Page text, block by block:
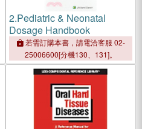
2.Pediatric & Neonatal
Dosage Handbook
若需訂購本書，請電洽客服 02-
25006600[分機130、131]。